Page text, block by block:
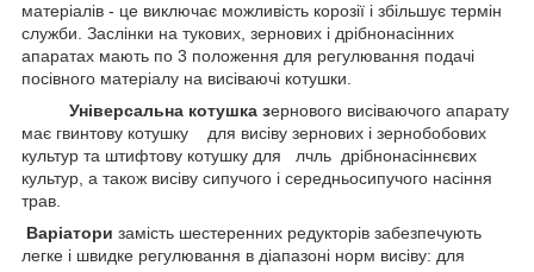
матеріалів - це виключає можливість корозії і збільшує термін
служби. Заслінки на тукових, зернових і дрібнонасінних
апаратах мають по 3 положення для регулювання подачі
посівного матеріалу на висіваючі котушки.
Універсальна котушка зернового висіваючого апарату
має гвинтову котушку для висіву зернових і зернобобових
культур та штифтову котушку для лчль дрібнонасіннєвих
культур, а також висіву сипучого і середньосипучого насіння
трав.
Варіатори замість шестеренних редукторів забезпечують
легке і швидке регулювання в діапазоні норм висіву: для